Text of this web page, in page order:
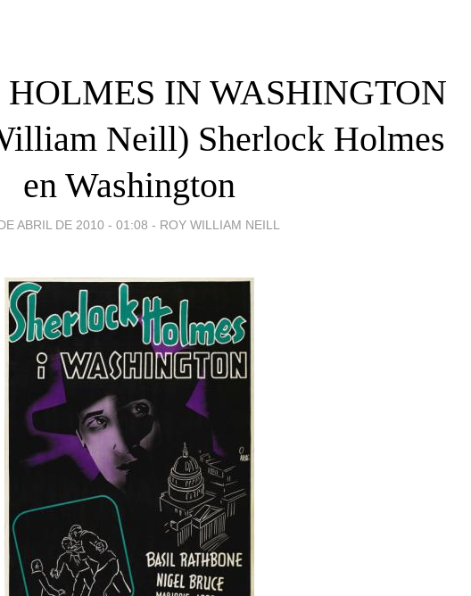
IN WASHINGTON
Neill) Sherlock Holmes
en Washington
ABRIL DE 2010 - 01:08 - ROY WILLIAM NEILL